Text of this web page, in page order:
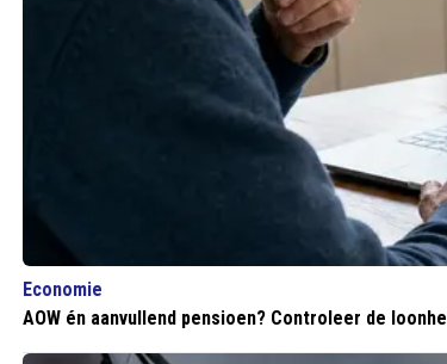
Economie
AOW én aanvullend pensioen? Controleer de